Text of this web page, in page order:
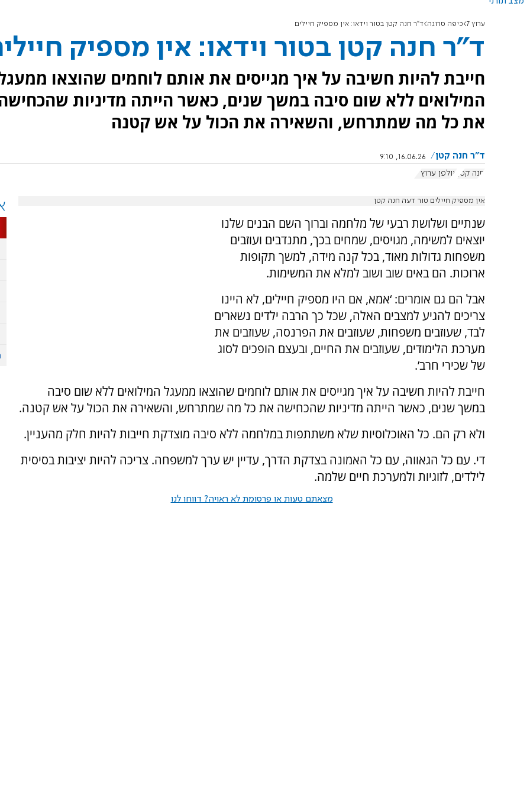
ערוץ 7 כיפה סרוגה ד"ר חנה קטן בטור וידאו: אין מספיק חיילים
ד"ר חנה קטן בטור וידאו: אין מספיק
חייבת להיות חשיבה על איך מגייסים את אותם לוחמים שהוצאו
המילואים ללא שום סיבה במשך שנים, כאשר הייתה מדיניות
את כל מה שמתרחש, והשאירה את הכול על אש קטנה
ד"ר חנה קטן
16.06.26, 9:10
חנה קטן
אולפן ערוץ 7
אין מספיק חיילים טור דעה חנה קטן
שנתיים ושלושת רבעי של מלחמה וברוך השם הבנים שלנו
יוצאים למשימה, מגויסים, שמחים בכך, מתנדבים ועוזבים
משפחות גדולות מאוד, בכל קנה מידה, למשך תקופות
ארוכות. הם באים שוב ושוב למלא את המשימות.
אבל הם גם אומרים: ‘אמא, אם היו מספיק חיילים, לא היינו
צריכים להגיע למצבים האלה, שכל כך הרבה ילדים נשארים
לבד, שעוזבים משפחות, שעוזבים את הפרנסה, שעוזבים את
מערכת הלימודים, שעוזבים את החיים, ובעצם הופכים לסוג
של שכירי חרב’.
חייבת להיות חשיבה על איך מגייסים את אותם לוחמים שהוצאו ממעגל המילואים ללא שום סיבה
במשך שנים, כאשר הייתה מדיניות שהכחישה את כל מה שמתרחש, והשאירה את הכול על אש קטנה.
ולא רק הם. כל האוכלוסיות שלא משתתפות במלחמה ללא סיבה מוצדקת חייבות להיות חלק מהעניין.
די. עם כל הגאווה, עם כל האמונה בצדקת הדרך, עדיין יש ערך למשפחה. צריכה להיות יציבות בסיסית
לילדים, לזוגיות ולמערכת חיים שלמה.
מצאתם טעות או פרסומת לא ראויה? דווחו לנו